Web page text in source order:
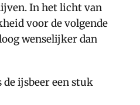
In het licht van
voor de volgende
wenselijker dan
ijsbeer een stuk